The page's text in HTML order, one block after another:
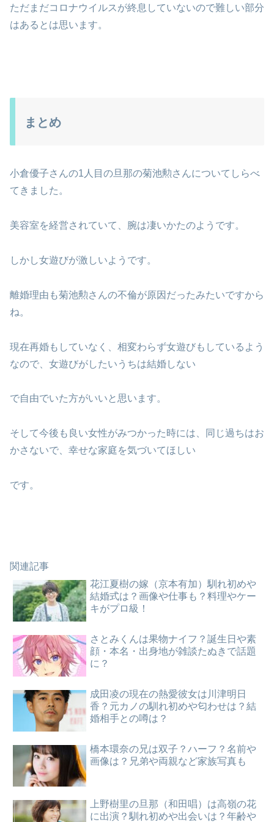
ただまだコロナウイルスが終息していないので難しい部分
はあるとは思います。
まとめ
小倉優子さんの1人目の旦那の菊池勲さんについてしらべ
てきました。
美容室を経営されていて、腕は凄いかたのようです。
しかし女遊びが激しいようです。
離婚理由も菊池勲さんの不倫が原因だったみたいですから
ね。
現在再婚もしていなく、相変わらず女遊びもしているよう
なので、女遊びがしたいうちは結婚しない
で自由でいた方がいいと思います。
そして今後も良い女性がみつかった時には、同じ過ちはお
かさないで、幸せな家庭を気づいてほしい
です。
関連記事
花江夏樹の嫁（京本有加）馴れ初めや
結婚式は？画像や仕事も？料理やケー
キがプロ級！
さとみくんは果物ナイフ？誕生日や素
顔・本名・出身地が雑談たぬきで話題
に？
成田凌の現在の熱愛彼女は川津明日
香？元カノの馴れ初めや匂わせは？結
婚相手との噂は？
橋本環奈の兄は双子？ハーフ？名前や
画像は？兄弟や両親など家族写真も
上野樹里の旦那（和田唱）は高嶺の花
に出演？馴れ初めや出会いは？年齢や